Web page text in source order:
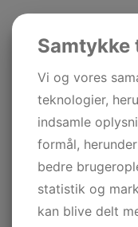
Vi og vores
teknologier,
indsamle
formål,
bedre
statistik og
kan blive delt